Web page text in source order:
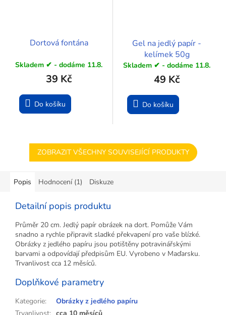
Dortová fontána
Skladem ✔ - dodáme 11.8.
39 Kč
Do košíku
Gel na jedlý papír -
kelímek 50g
Skladem ✔ - dodáme 11.8.
49 Kč
Do košíku
ZOBRAZIT VŠECHNY SOUVISEJÍCÍ PRODUKTY
Popis Hodnocení (1) Diskuze
Detailní popis produktu
Průměr 20 cm. Jedlý papír obrázek na dort. Pomůže Vám
snadno a rychle připravit sladké překvapení pro vaše blízké.
Obrázky z jedlého papíru jsou potištěny potravinářskými
barvami a odpovídají předpisům EU. Vyrobeno v Maďarsku.
Trvanlivost cca 12 měsíců.
Doplňkové parametry
Kategorie:
Obrázky z jedlého papíru